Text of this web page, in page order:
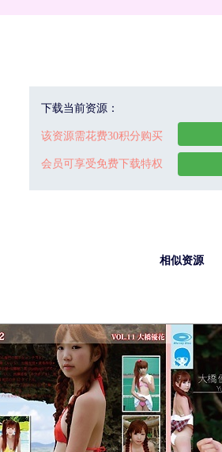
下载当前资源：
该资源需花费30积分购买
会员可享受免费下载特权
相似资源